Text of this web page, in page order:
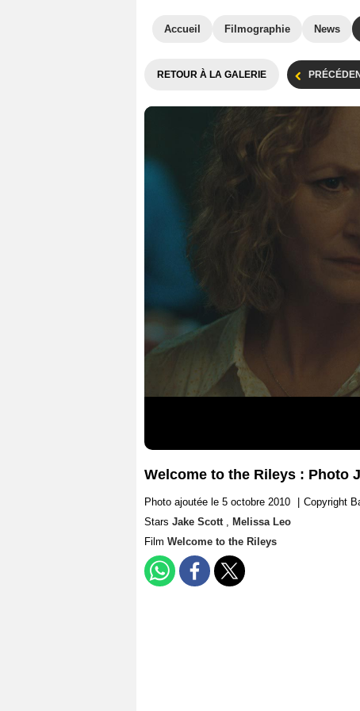
Accueil Filmographie News
RETOUR À LA GALERIE
Welcome to the Rileys : Photo
Photo ajoutée le 5 octobre 2010
Copyright
Stars Jake Scott , Melissa Leo
Film Welcome to the Rileys